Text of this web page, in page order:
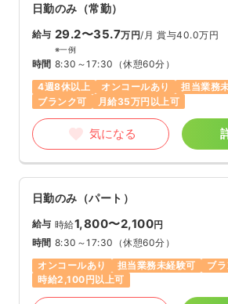
日勤のみ（常勤）
給与 29.2〜35.7万円/月 賞与40.0万円
※一例
時間 8:30～17:30 （休憩60分）
4週8休以上
オンコールあり
担当業務
ブランク可
月給35万円以上可
気になる
日勤のみ（パート）
給与 時給1,800〜2,100円
時間 8:30～17:30 （休憩60分）
オンコールあり
担当業務未経験可
ブ
時給2,100円以上可